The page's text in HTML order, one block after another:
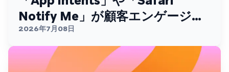
Notify Me」が顧客エンゲージメ
ントを変える
2026年7月08日